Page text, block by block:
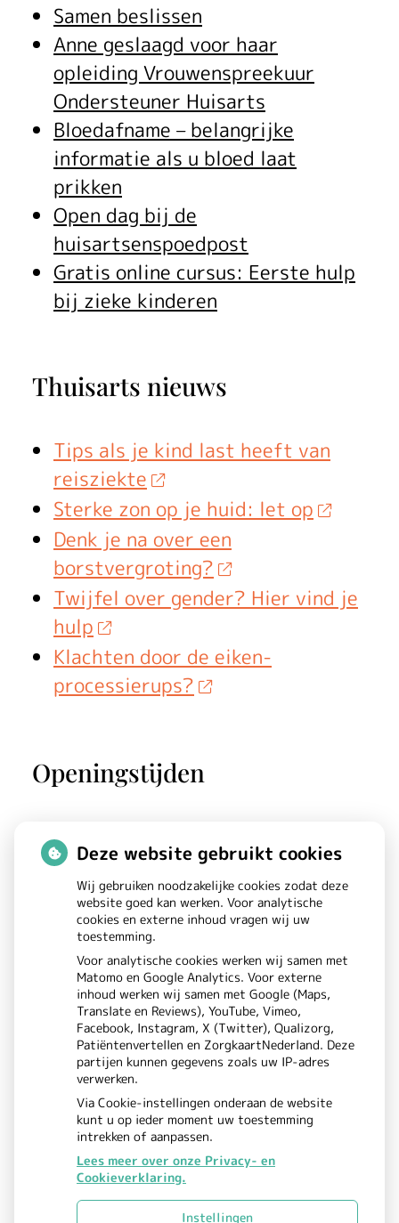
Samen beslissen
Anne geslaagd voor haar
opleiding Vrouwenspreekuur
Ondersteuner Huisarts
Bloedafname – belangrijke
informatie als u bloed laat
prikken
Open dag bij de
huisartsenspoedpost
Gratis online cursus: Eerste hulp
bij zieke kinderen
Thuisarts nieuws
Tips als je kind last heeft van
reisziekte
Sterke zon op je huid: let op
Denk je na over een
borstvergroting?
Twijfel over gender? Hier vind je
hulp
Klachten door de eiken-
processierups?
Openingstijden
Maandag:
Dinsdag:
08.00 - 17.00
Woensdag:
08.00 - 17.00
Donderdag:
08.00 - 17.00
Vrijdag:
08.00 - 17.00
Uw Zorg Online
Deze website gebruikt cookies
Wij gebruiken noodzakelijke cookies zodat deze
website goed kan werken. Voor analytische
cookies en externe inhoud vragen wij uw
toestemming.
Voor analytische cookies werken wij samen met
Matomo en Google Analytics. Voor externe
inhoud werken wij samen met Google (Maps,
Translate en Reviews), YouTube, Vimeo,
Facebook, Instagram, X (Twitter), Qualizorg,
Patiëntenvertellen en ZorgkaartNederland. Deze
partijen kunnen gegevens zoals uw IP-adres
verwerken.
Via Cookie-instellingen onderaan de website
kunt u op ieder moment uw toestemming
intrekken of aanpassen.
Lees meer over onze Privacy- en
Cookieverklaring.
Instellingen